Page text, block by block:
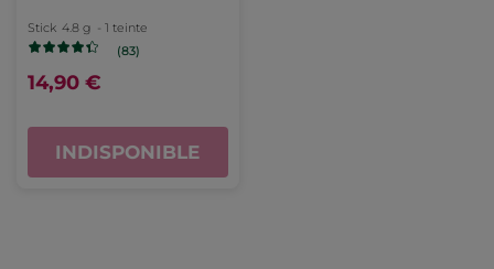
Stick 4.8 g - 1 teinte
(83)
14,90 €
INDISPONIBLE